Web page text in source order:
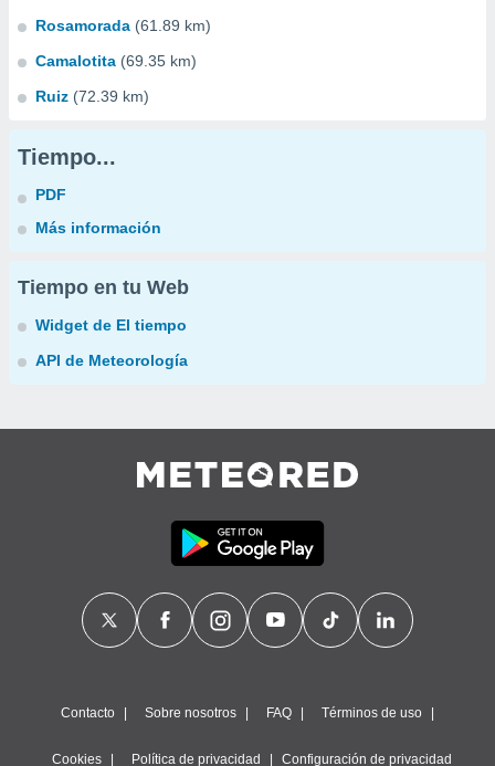
Rosamorada (61.89 km)
Camalotita (69.35 km)
Ruiz (72.39 km)
Tiempo...
PDF
Más información
Tiempo en tu Web
Widget de El tiempo
API de Meteorología
Contacto Sobre nosotros FAQ Términos de uso
Cookies Política de privacidad Configuración de privacidad